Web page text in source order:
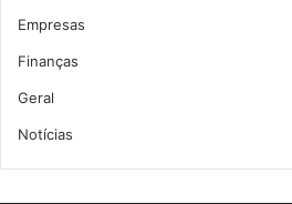
Empresas
Finanças
Geral
Notícias